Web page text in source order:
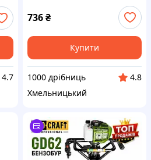
4.7
736₴
Купити
1000 дрібниць
4.8
Хмельницький